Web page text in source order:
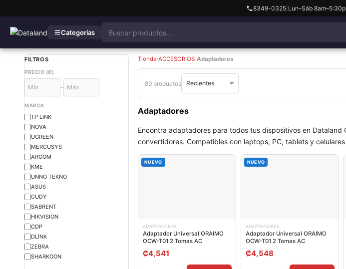
8349-0325 Lun–Sáb
Categorías
FILTROS
PRECIO (₡)
–
MARCA
TP LINK
NOVA
UGREEN
MERCUSYS
ARGOM
KME
UNNO TEKNO
ASUS
CUDY
SABRENT
HIKVISION
CDP
DLINK
ZEBRA
SHARKOON
Tienda›ACCESORIOS›Adaptadores
89 productos
Adaptadores
Encontra adaptadores para todos tus dispositivos en Dataland
convertidores. Compatibles con laptops, PC, tablets y
NUEVO
ADAPTADORES
Adaptador Universal ORAIMO
OCW-T01 2 Tomas AC
₡4,541
NUEVO
ADAPTADORES
Adaptador Universal ORAIMO
OCW-T01 2 Tomas AC
₡4,548